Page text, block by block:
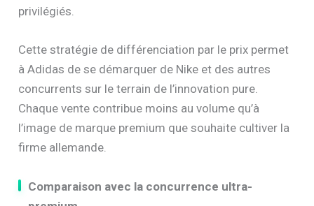
privilégiés.
Cette stratégie de différenciation par le prix permet
à Adidas de se démarquer de Nike et des autres
concurrents sur le terrain de l’innovation pure.
Chaque vente contribue moins au volume qu’à
l’image de marque premium que souhaite cultiver la
firme allemande.
Comparaison avec la concurrence ultra-